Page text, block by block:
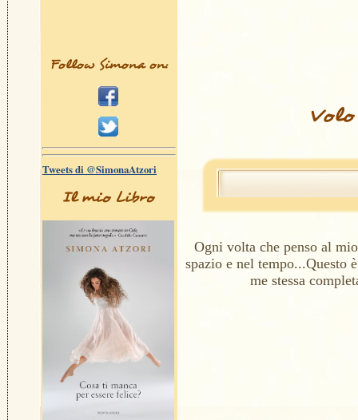
Ogni volta che penso al
spazio e nel tempo...Questo
me stessa
Follow Simona on:
Tweets di @SimonaAtzori
Il mio Libro